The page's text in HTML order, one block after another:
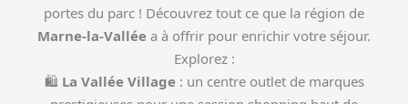
portes du parc ! Découvrez tout ce que la région de
Marne-la-Vallée a à offrir pour enrichir votre séjour.
Explorez :
🛍 La Vallée Village : un centre outlet de marques